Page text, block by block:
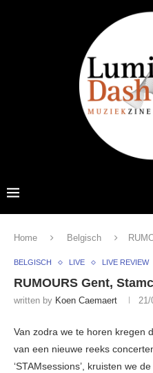
Home Belgisch
BELGISCH LIVE LIVE REVIEW
RUMOURS Gent,
written by Koen Caemaert 21/
Van zodra we te horen kregen
van een nieuwe reeks
‘STAMsessions’, kruisten we